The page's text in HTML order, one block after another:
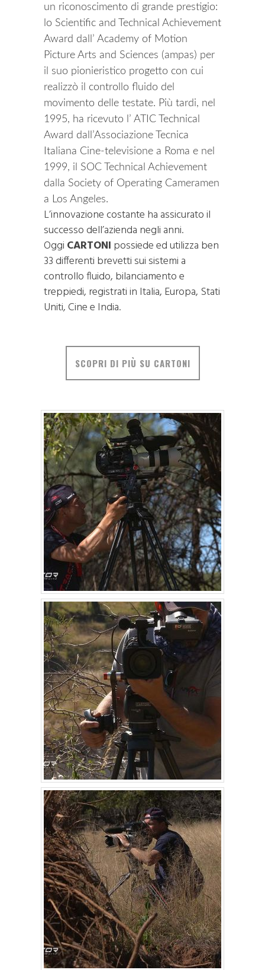
un riconoscimento di grande prestigio:
lo Scientific and Technical Achievement
Award dall’ Academy of Motion
Picture Arts and Sciences (ampas) per
il suo pionieristico progetto con cui
realizzò il controllo fluido del
movimento delle testate. Più tardi, nel
1995, ha ricevuto l’ ATIC Technical
Award dall’Associazione Tecnica
Italiana Cine-televisione a Roma e nel
1999, il SOC Technical Achievement
dalla Society of Operating Cameramen
a Los Angeles.
L’innovazione costante ha assicurato il
successo dell’azienda negli anni.
Oggi CARTONI possiede ed utilizza ben
33 differenti brevetti sui sistemi a
controllo fluido, bilanciamento e
treppiedi, registrati in Italia, Europa, Stati
Uniti, Cine e India.
SCOPRI DI PIÙ SU CARTONI